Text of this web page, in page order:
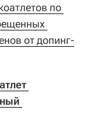
по
от допинг-